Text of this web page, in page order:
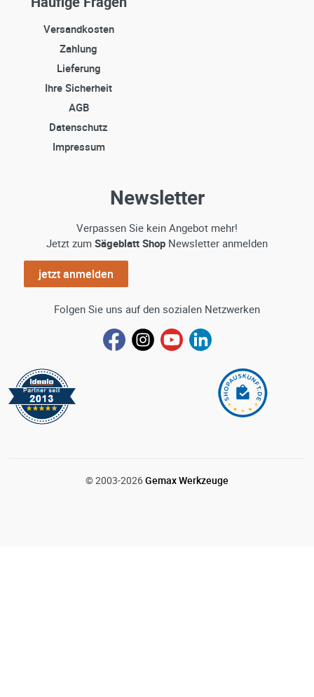
Versandkosten
Zahlung
Lieferung
Ihre Sicherheit
AGB
Datenschutz
Impressum
Newsletter
Verpassen Sie kein Angebot mehr!
Jetzt zum Sägeblatt Shop Newsletter anmelden
jetzt anmelden
Folgen Sie uns auf den sozialen Netzwerken
© 2003-2026Gemax Werkzeuge